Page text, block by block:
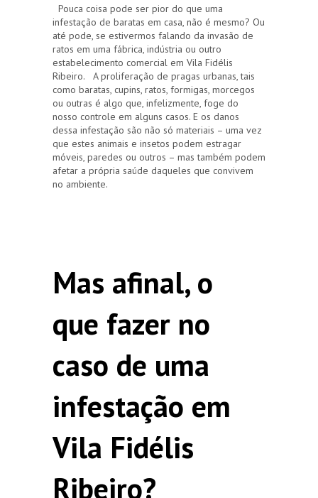
Pouca coisa pode ser pior do que uma
infestação de baratas em casa, não é mesmo? Ou
até pode, se estivermos falando da invasão de
ratos em uma fábrica, indústria ou outro
estabelecimento comercial em Vila Fidélis
Ribeiro. A proliferação de pragas urbanas, tais
como baratas, cupins, ratos, formigas, morcegos
ou outras é algo que, infelizmente, foge do
nosso controle em alguns casos. E os danos
dessa infestação são não só materiais – uma vez
que estes animais e insetos podem estragar
móveis, paredes ou outros – mas também podem
afetar a própria saúde daqueles que convivem
no ambiente.
Mas afinal, o
que fazer no
caso de uma
infestação em
Vila Fidélis
Ribeiro?